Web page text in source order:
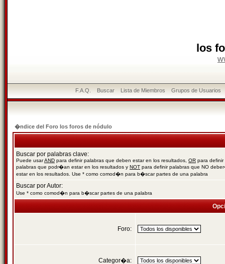
los
F.A.Q. Buscar Lista de Miembros Grupos de Usuarios
�ndice del Foro los foros de nódulo
Buscar por palabras clave:
Puede usarAND para definir palabras que deben estar en los resultados, OR para definir
palabras que podr�an estar en los resultados y NOT para definir palabras que NO
estar en los resultados. Use * como comod�n para b�scar partes de una palabra
Buscar por Autor:
Use * como comod�n para b�scar partes de una palabra
Foro:
Categor�a: